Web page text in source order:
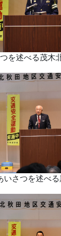
を述べる茂木
いさつを述べ